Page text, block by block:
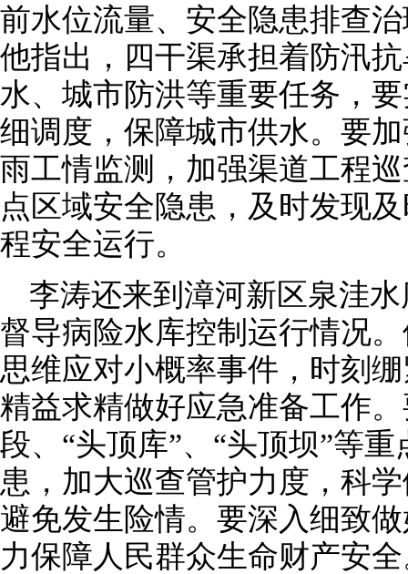
前水位流量、安全隐患排查
他指出，四干渠承担着防汛
水、城市防洪等重要任务，
细调度，保障城市供水。要
雨工情监测，加强渠道工程
点区域安全隐患，及时发现
程安全运行。
李涛还来到漳河新区泉洼
督导病险水库控制运行情况
思维应对小概率事件，时刻
精益求精做好应急准备工作
段、“头顶库”、“头顶坝”等
患，加大巡查管护力度，科
避免发生险情。要深入细致
力保障人民群众生命财产安